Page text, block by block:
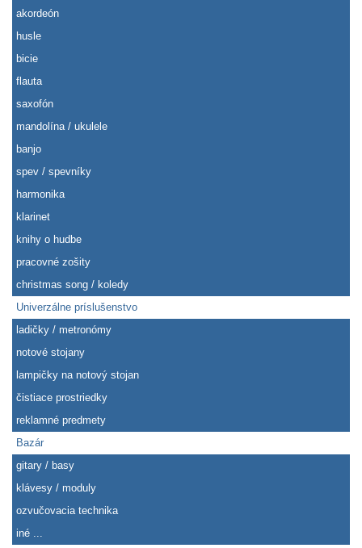
akordeón
husle
bicie
flauta
saxofón
mandolína / ukulele
banjo
spev / spevníky
harmonika
klarinet
knihy o hudbe
pracovné zošity
christmas song / koledy
Univerzálne príslušenstvo
ladičky / metronómy
notové stojany
lampičky na notový stojan
čistiace prostriedky
reklamné predmety
Bazár
gitary / basy
klávesy / moduly
ozvučovacia technika
iné ...